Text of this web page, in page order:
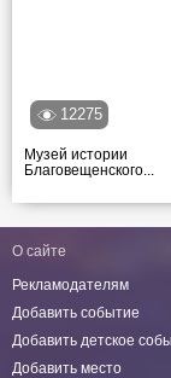
12275
Музей истории
Благовещенского...
О сайте
Рекламодателям
Добавить событие
Добавить детское
Добавить место